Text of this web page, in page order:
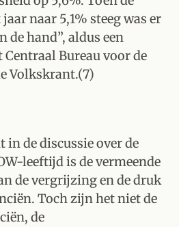
naar 5,1% steeg was er
de hand”, aldus een
Bureau voor de
Volkskrant.(7)
in de discussie over de
leeftijd is de vermeende
de vergrijzing en de druk
Toch zijn het niet de
de